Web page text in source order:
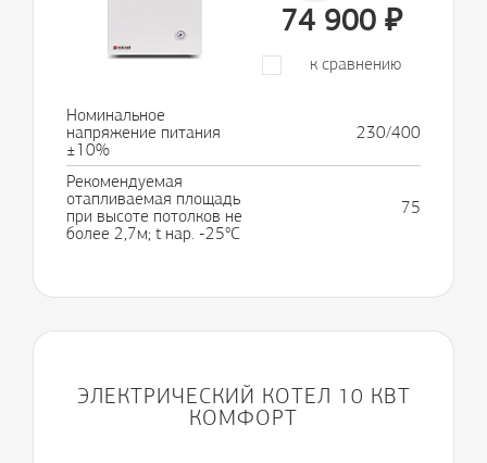
74 900₽
к сравнению
Номинальное
напряжение питания
±10%
230/400
Рекомендуемая
отапливаемая площадь
при высоте потолков не
более 2,7м; t нар. -25°С
75
ЭЛЕКТРИЧЕСКИЙ КОТЕЛ 10 КВТ
КОМФОРТ